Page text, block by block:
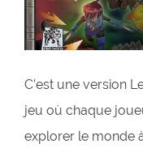
C’est une version
jeu où chaque
explorer le monde